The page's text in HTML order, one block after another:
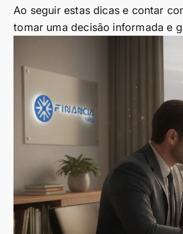
Ao seguir estas dicas e contar
tomar uma decisão informada e